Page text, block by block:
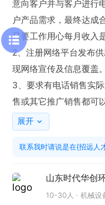
意向客户并与客户进行
户产品需求，最终达成
只要工作用心每月收入
2、注册网络平台发布
现网络宣传及信息覆盖。
3、要求有电话销售实
售或其它推广销售都可
术表达。
4、工资上不封顶，提
公司可以提供专业知识
提供施展平台。
有意向可直接电话联系
展开
联系我时请说是在{招远人
山东时代华创
10-30人 机械设